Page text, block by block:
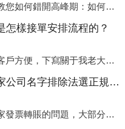
白土村老大眾搬家教您如何錯開高峰期：如何錯開高峰期搬家，老大眾搬家做了一些電話數據統計和分析，發現市民中午2點左右訪問網站的人是最多的，電話咨詢是早上9點左右是最多的，預約搬家周六和周日是最多的，網上QQ微
怎樣接單安排流程的？
白土村為廣州搬家客戶方便，下寫關于我老大眾搬家公司接單的流程，九條給搬家朋友參考，了解搬家公司工序，免去搬家時的沒有準備好的工作，給您及時快速的搬好家。一．電話咨詢：專人接待客戶電話咨詢，初步了解客戶搬 家
白土村從廣州搬家公司名字排除法選正規公司
白土村如今因為搬家發票轉賬的問題，大部分搬家公司都已經注冊了營業執照，早5年前基本上所謂的搬家公司都是無注冊狀態也就是無照營業，由于企業注冊量大增所以各種企業信息展示平臺如雨后春筍般遍地開花，如：天眼查，企